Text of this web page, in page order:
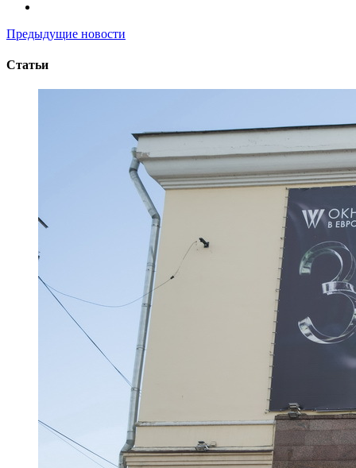
Предыдущие новости
Статьи